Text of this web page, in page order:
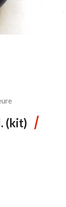
(kit) /